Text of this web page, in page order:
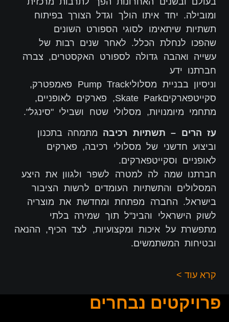
ומובילה. יחד איתו הולך וגדל הצורך בפיתוח
תשתיות שיתאימו לסוגי הספורט השונים
שהפכו לנחלת הכלל. לאחר שנים רבות של
עשייה ואהבה גדולה לספורט האקסטרים, צברה
חברתנו ידע
וניסיון בבניית מסלוליPump Track פאמפטרק,
סקייטפארקיםSkate Park, פארקים לאופניים,
מתחמי מיומנויות, מסלולי שטח ושבילי "סינגל".
עז הרים – תשתיות רכיבה מתמחה בתכנון
וביצוע חדשני של מסלולי רכיבה, פארקים
לאופניים וסקייטפארקים.
חברתנו שמה לה למטרה לשפר ולגוון את היצע
המסלולים והתשתיות העומדים לרשות הציבור
בישראל. החברה מפתחת ומחדשת את מוצריה
לשוק הישראלי והבינ"ל תוך שמירה בלתי
מתפשרת על איכות ומקצועיות, לצד הכיף, ההנאה
ובטיחות המשתמשים.
קרא עוד >
פרויקטים נבחרים